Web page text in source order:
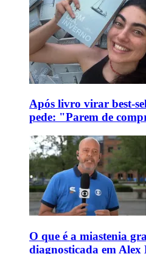
Após livro virar best-
pede: "Parem de
O que é a miastenia
diagnosticada em Alex